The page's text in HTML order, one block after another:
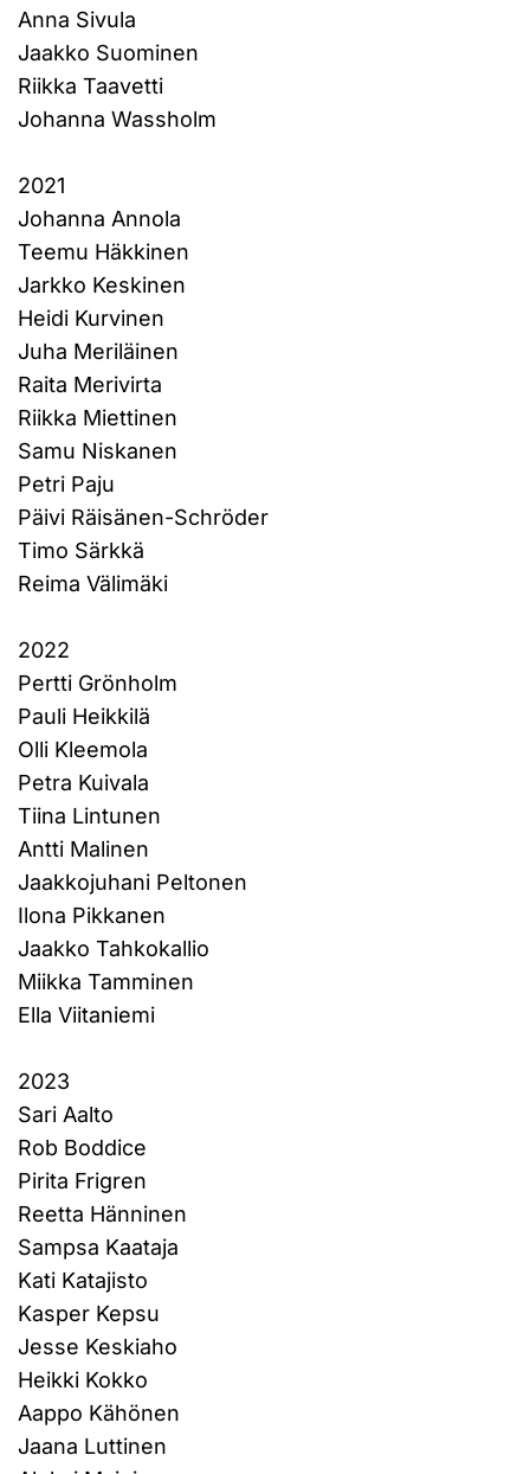
Anna Sivula
Jaakko Suominen
Riikka Taavetti
Johanna Wassholm
2021
Johanna Annola
Teemu Häkkinen
Jarkko Keskinen
Heidi Kurvinen
Juha Meriläinen
Raita Merivirta
Riikka Miettinen
Samu Niskanen
Petri Paju
Päivi Räisänen-Schröder
Timo Särkkä
Reima Välimäki
2022
Pertti Grönholm
Pauli Heikkilä
Olli Kleemola
Petra Kuivala
Tiina Lintunen
Antti Malinen
Jaakkojuhani Peltonen
Ilona Pikkanen
Jaakko Tahkokallio
Miikka Tamminen
Ella Viitaniemi
2023
Sari Aalto
Rob Boddice
Pirita Frigren
Reetta Hänninen
Sampsa Kaataja
Kati Katajisto
Kasper Kepsu
Jesse Keskiaho
Heikki Kokko
Aappo Kähönen
Jaana Luttinen